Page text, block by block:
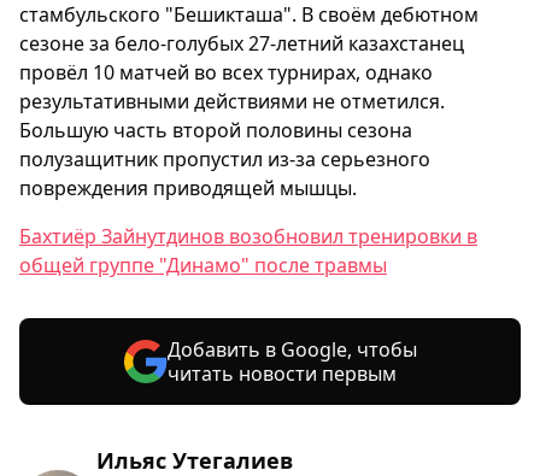
Ильяс Утегалиев
стамбульского "Бешикташа". В своём дебютном
сезоне за бело-голубых 27-летний казахстанец
провёл 10 матчей во всех турнирах, однако
результативными действиями не отметился.
Большую часть второй половины сезона
полузащитник пропустил из-за серьезного
повреждения приводящей мышцы.
Бахтиёр Зайнутдинов возобновил тренировки в
общей группе "Динамо" после травмы
Добавить в Google, чтобы
читать новости первым